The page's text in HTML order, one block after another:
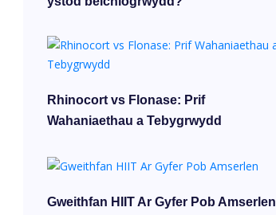
Rhinocort vs Flonase: Prif
Wahaniaethau a Tebygrwydd
Gweithfan HIIT Ar Gyfer Pob Amserlen